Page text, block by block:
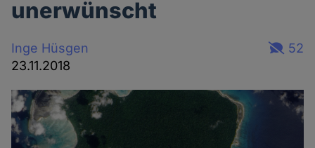
unerwünscht
Inge Hüsgen
23.11.2018
52